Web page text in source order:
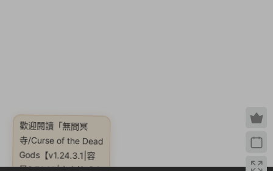
歡迎閱讀 「無間冥
寺/Curse of the Dead
Gods【v1.24.3.1|容
量2.78GB|官方簡體中